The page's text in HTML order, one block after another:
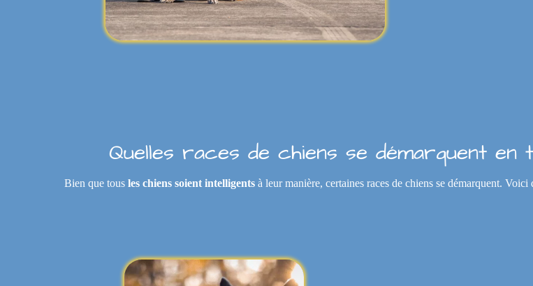
Quelles races de chiens se démarquent en
Bien que tousles chiens soient intelligentsà leur manière, certaines races de chiens se démarquent. Voici